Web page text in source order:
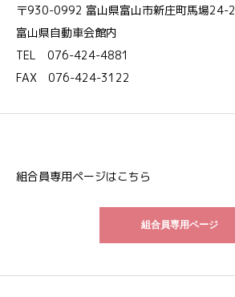
〒930-0992 富山県富山市新庄町馬場24-2
富山県自動車会館内
TEL 076-424-4881
FAX 076-424-3122
組合員専用ページはこちら
組合員専用ページ